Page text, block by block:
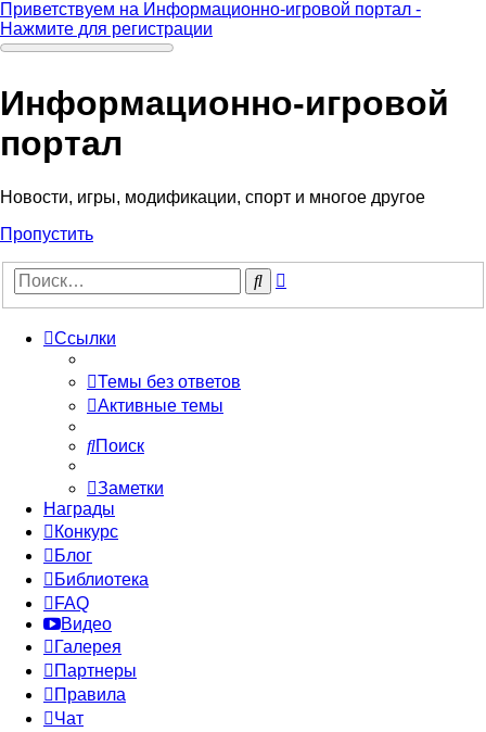
Приветствуем на Информационно-игровой портал -
Нажмите для регистрации
Информационно-игровой
портал
Новости, игры, модификации, спорт и многое другое
Пропустить
Поиск
Ссылки
Темы без ответов
Активные темы
Поиск
Заметки
Награды
Конкурс
Блог
Библиотека
FAQ
Видео
Галерея
Партнеры
Правила
Чат